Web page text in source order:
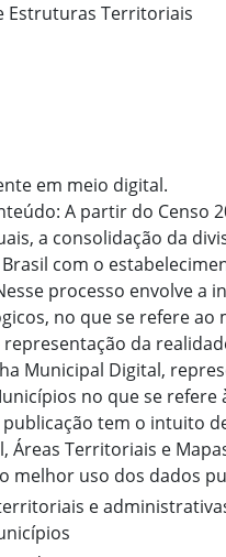
Estruturas Territoriais
em meio digital.
A partir do Censo
a consolidação da
com o
processo envolve
no que se refere
da
Municipal Digital,
no que se refere
tem o intuito
Áreas Territoriais e
melhor uso dos dados
e